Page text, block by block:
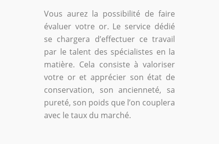
Vous aurez la possibilité de faire
évaluer votre or. Le service dédié
se chargera d’effectuer ce travail
par le talent des spécialistes en la
matière. Cela consiste à valoriser
votre or et apprécier son état de
conservation, son ancienneté, sa
pureté, son poids que l’on couplera
avec le taux du marché.